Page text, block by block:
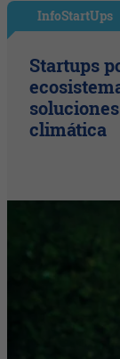
InfoStartUps
Startups
climática